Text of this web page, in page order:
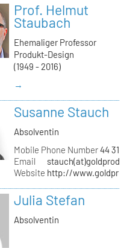
Prof. Helmut
Staubach
Ehemaliger Professor
Produkt-Design
(1949 - 2016)
→
Susanne Stauch
Absolventin
Mobile Phone Number44 31
Email
Website http://
Julia Stefan
Absolventin